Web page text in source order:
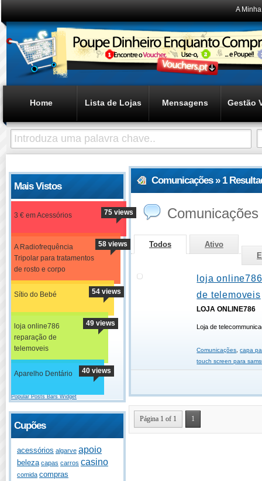
A
Home Lista de Lojas Mensagens Gestão
Mais Vistos
3 € em Acessórios 75 views
A Radiofrequência
Tripolar para tratamentos
de rosto e corpo
58 views
Sítio do Bebé 54 views
loja online786
reparação de
telemoveis
49 views
Aparelho Dentário 40 views
Popular Posts Bars Widget
Cupões
acessórios algarve apoio
beleza capas carros casino
comida compras
Comunicações » 1
Comunicações
Todos
Ativo
loja
de telemoveis
LOJA ONLINE786
Loja de
Comunicações,capa
touch screen para
Página 1 of 1 1